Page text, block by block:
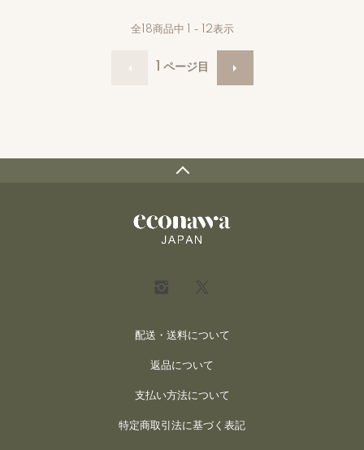
全 18商品中 1 - 12表示
ページ目
配送・送料について
返品について
支払い方法について
特定商取引法に基づく表記